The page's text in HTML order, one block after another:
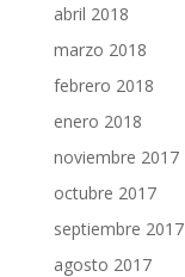
abril 2018
marzo 2018
febrero 2018
enero 2018
noviembre 2017
octubre 2017
septiembre 2017
agosto 2017